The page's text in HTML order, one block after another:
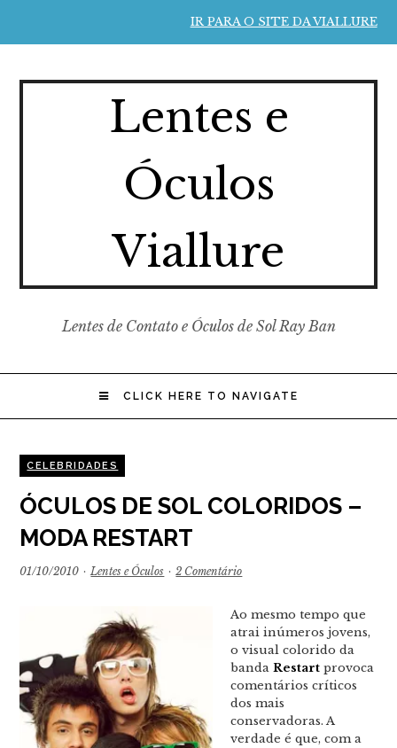
IR PARA O SITE DA VIALLURE
Lentes e
Óculos
Viallure
Lentes de Contato e Óculos de Sol Ray Ban
CLICK HERE TO NAVIGATE
CELEBRIDADES
ÓCULOS DE SOL COLORIDOS –
MODA RESTART
01/10/2010 · Lentes e Óculos · 2 Comentário
Ao mesmo tempo que
atrai inúmeros jovens,
o visual colorido da
bandaRestart provoca
comentários críticos
dos mais
conservadoras. A
verdade é que, com a